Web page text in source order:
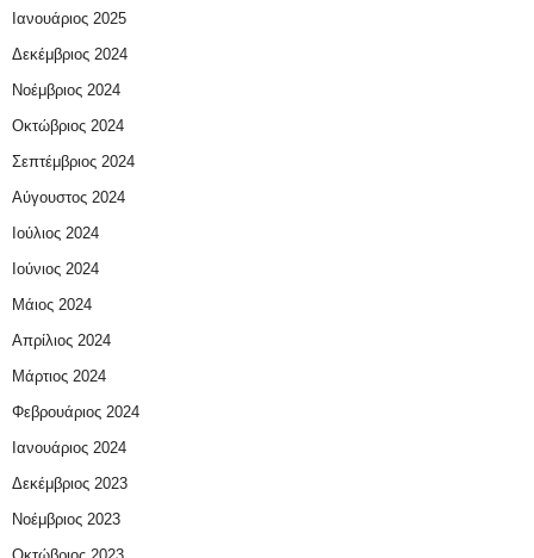
Ιανουάριος 2025
Δεκέμβριος 2024
Νοέμβριος 2024
Οκτώβριος 2024
Σεπτέμβριος 2024
Αύγουστος 2024
Ιούλιος 2024
Ιούνιος 2024
Μάιος 2024
Απρίλιος 2024
Μάρτιος 2024
Φεβρουάριος 2024
Ιανουάριος 2024
Δεκέμβριος 2023
Νοέμβριος 2023